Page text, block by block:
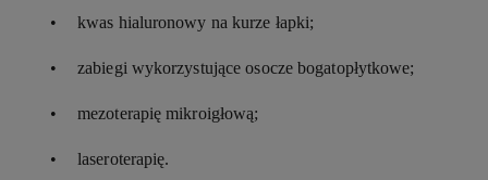
kwas hialuronowy na kurze łapki;
zabiegi wykorzystujące osocze bogatopłytkowe;
mezoterapię mikroigłową;
laseroterapię.